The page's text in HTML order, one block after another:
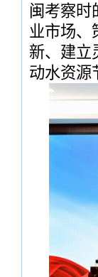
闽考察时
业市场、
新、建立
动水资源